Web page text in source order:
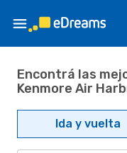
Encontrá las
Kenmore Air
Ida y vuelta